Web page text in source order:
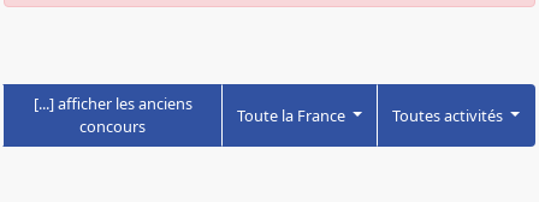
[...] afficher les anciens
concours
Toute la France Toutes activités